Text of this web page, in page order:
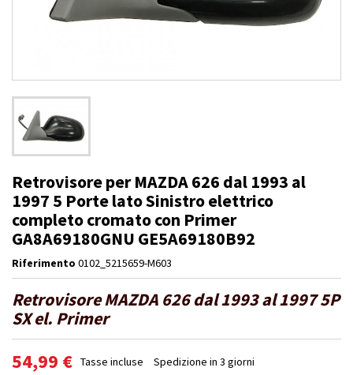
Retrovisore per MAZDA 626 dal 1993 al
1997 5 Porte lato Sinistro elettrico
completo cromato con Primer
GA8A69180GNU GE5A69180B92
Riferimento 0102_5215659-M603
Retrovisore MAZDA 626 dal 1993 al 1997 5P
SX el. Primer
54,99 € Tasse incluse Spedizione in 3 giorni